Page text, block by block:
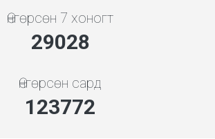
Өнгөрсөн 7 хоногт
31261
Өнгөрсөн сард
133293